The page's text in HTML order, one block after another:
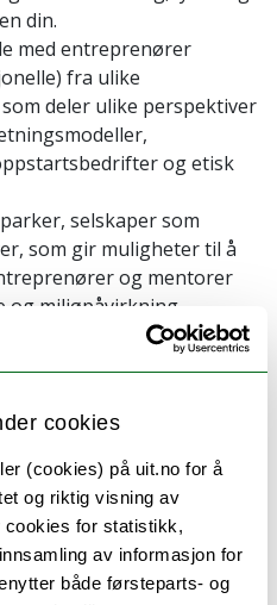
cookies
(cookies) på uit.no for å
og riktig visning av
cookies for statistikk,
av informasjon for
både førsteparts- og
din.
med entreprenører
fra ulike
deler ulike perspektiver
og etisk
selskaper som
som gir muligheter til å
og mentorer
og miljøpåvirkning.
innovasjonsutfordring
ditt for en jury som